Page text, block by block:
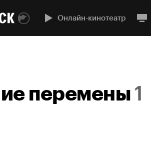
Онлайн-кинотеатр
перемены1